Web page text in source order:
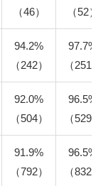
（46）
（52）
94.2%
（242）
97.7%
（251）
92.0%
（504）
96.5%
（529）
91.9%
（792）
96.5%
（832）